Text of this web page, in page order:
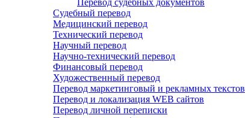
Перевод судебных документов
Судебный перевод
Медицинский перевод
Технический перевод
Научный перевод
Научно-технический перевод
Финансовый перевод
Художественный перевод
Перевод маркетинговый и рекламных текстов
Перевод и локализация WEB сайтов
Перевод личной переписки